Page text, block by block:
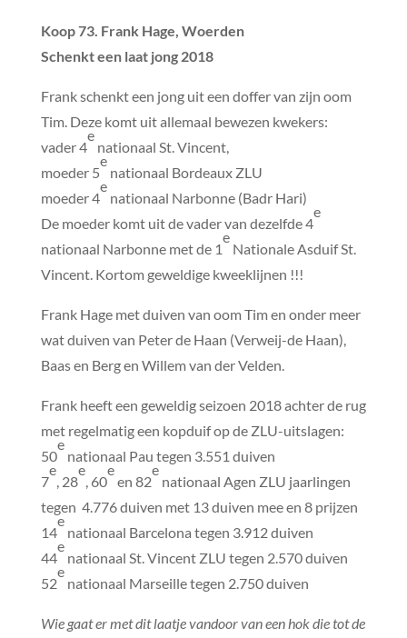
Koop 73. Frank Hage, Woerden
Schenkt een laat jong 2018
Frank schenkt een jong uit een doffer van zijn oom
Tim. Deze komt uit allemaal bewezen kwekers:
vader 4
e
nationaal St. Vincent,
moeder 5
e
nationaal Bordeaux ZLU
moeder 4
e
nationaal Narbonne (Badr Hari)
De moeder komt uit de vader van dezelfde 4
e
nationaal Narbonne met de 1
e
Nationale Asduif St.
Vincent. Kortom geweldige kweeklijnen !!!
Frank Hage met duiven van oom Tim en onder meer
wat duiven van Peter de Haan (Verweij-de Haan),
Baas en Berg en Willem van der Velden.
Frank heeft een geweldig seizoen 2018 achter de rug
met regelmatig een kopduif op de ZLU-uitslagen:
50
e
nationaal Pau tegen 3.551 duiven
7
e
, 28
e
, 60
e
en 82
e
nationaal Agen ZLU jaarlingen
tegen 4.776 duiven met 13 duiven mee en 8 prijzen
14
e
nationaal Barcelona tegen 3.912 duiven
44
e
nationaal St. Vincent ZLU tegen 2.570 duiven
52
e
nationaal Marseille tegen 2.750 duiven
Wie gaat er met dit laatje vandoor van een hok die tot de